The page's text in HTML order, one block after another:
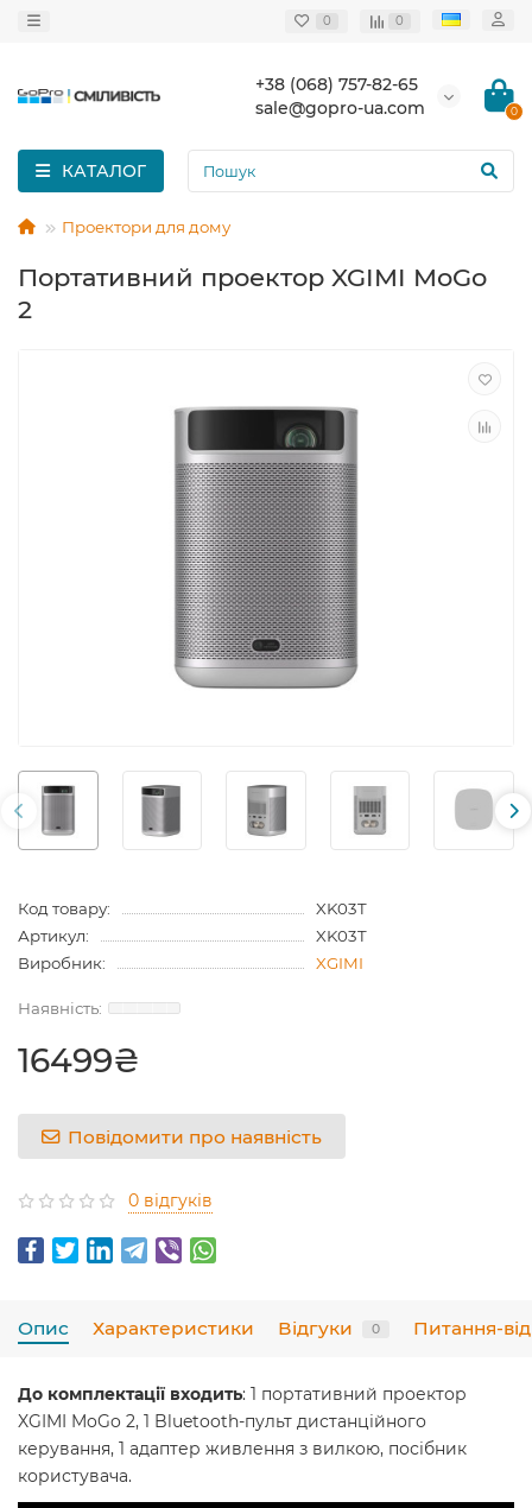
0 0
+38 (068) 757-82-65
sale@gopro-ua.com
0
КАТАЛОГ
Проектори для дому
Портативний проектор XGIMI MoGo
2
Код товару:
XK03T
Артикул:
XK03T
Виробник:
XGIMI
16499₴
Повідомити про наявність
0 відгуків
Опис Характеристики Відгуки 0 Питання-
До комплектації входить: 1 портативний проектор
XGIMI MoGo 2, 1 Bluetooth-пульт дистанційного
керування, 1 адаптер живлення з вилкою, посібник
користувача.